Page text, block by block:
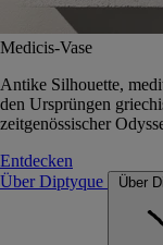
Medicis-Vase
Antike Silhouette,
den Ursprüngen
zeitgenössischer
Entdecken
Über Diptyque
Über